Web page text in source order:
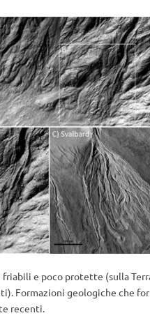
friabili e poco protette (sulla
Formazioni geologiche che
recenti.